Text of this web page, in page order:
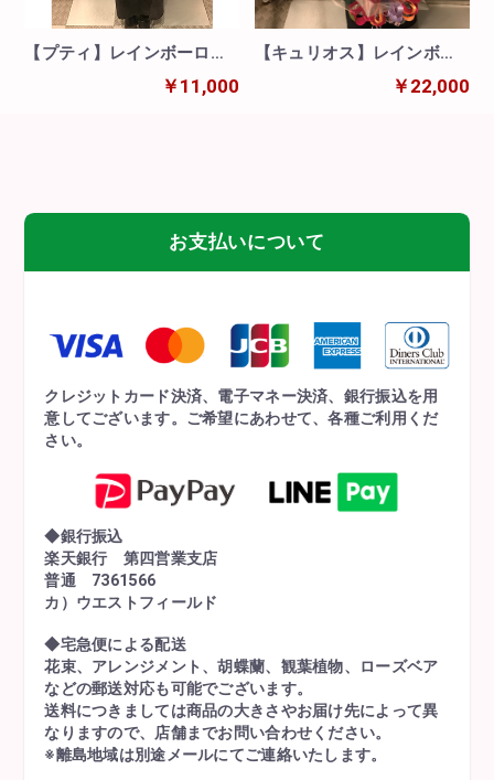
【プティ】レインボーロー
￥11,000
【キュリオス】レインボー
￥22,000
お支払いについて
クレジットカード決済、電子マネー決済、銀行振込を用
意してございます。ご希望にあわせて、各種ご利用くだ
さい。
◆銀行振込
楽天銀行 第四営業支店
普通 7361566
カ）ウエストフィールド
◆宅急便による配送
花束、アレンジメント、胡蝶蘭、観葉植物、ローズベア
などの郵送対応も可能でございます。
送料につきましては商品の大きさやお届け先によって異
なりますので、店舗までお問い合わせください。
※離島地域は別途メールにてご連絡いたします。